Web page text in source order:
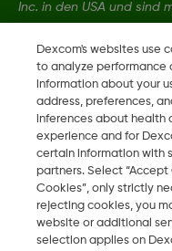
Inc. in den USA und sind
LBL019203 Rev001
2026 Dexcom, Inc. Alle
CH
Dexcom's websites use
to analyze performance
information about your
address, preferences,
inferences about health
experience and for
certain information with
partners. Select
Cookies”, only strictly
rejecting cookies, you
website or additional
selection applies on